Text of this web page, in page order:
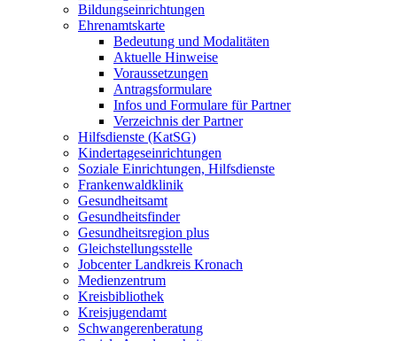
Bildungseinrichtungen
Ehrenamtskarte
Bedeutung und Modalitäten
Aktuelle Hinweise
Voraussetzungen
Antragsformulare
Infos und Formulare für Partner
Verzeichnis der Partner
Hilfsdienste (KatSG)
Kindertageseinrichtungen
Soziale Einrichtungen, Hilfsdienste
Frankenwaldklinik
Gesundheitsamt
Gesundheitsfinder
Gesundheitsregion plus
Gleichstellungsstelle
Jobcenter Landkreis Kronach
Medienzentrum
Kreisbibliothek
Kreisjugendamt
Schwangerenberatung